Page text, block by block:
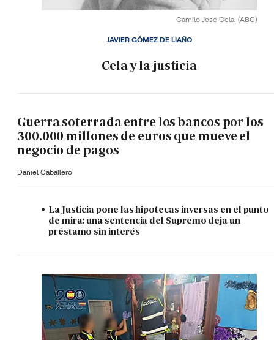
Camilo José Cela. (ABC)
Cela y la justicia
JAVIER GÓMEZ DE LIAÑO
Guerra soterrada entre los bancos por los
300.000 millones de euros que mueve el
negocio de pagos
Daniel Caballero
La Justicia pone las hipotecas inversas en el punto
de mira: una sentencia del Supremo deja un
préstamo sin interés